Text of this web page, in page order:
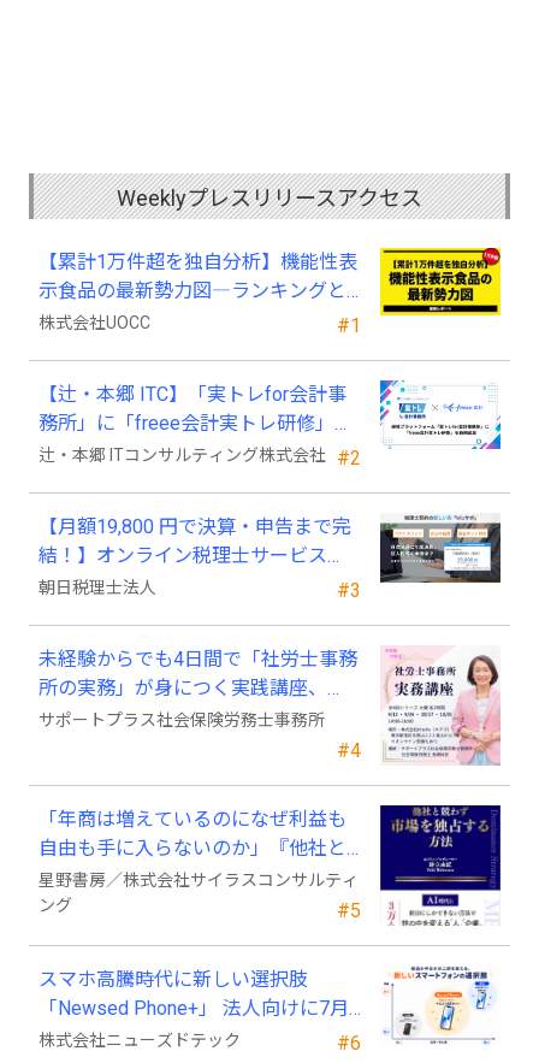
Weeklyプレスリリースアクセス
#1
【累計1万件超を独自分析】機能性表
示食品の最新勢力図―ランキングと
2025年4月以降の変化
株式会社UOCC
#2
【辻・本郷 ITC】「実トレfor会計事
務所」に「freee会計実トレ研修」を
新規追加
辻・本郷 ITコンサルティング株式会社
#3
【月額19,800 円で決算・申告まで完
結！】オンライン税理士サービス
「Wiz サポ」
朝日税理士法人
#4
未経験からでも4日間で「社労士事務
所の実務」が身につく実践講座、
2026年9月開講
サポートプラス社会保険労務士事務所
#5
「年商は増えているのになぜ利益も
自由も手に入らないのか」『他社と
競わず 市場を独占する方法』発売
星野書房／株式会社サイラスコンサルティ
ング
#6
スマホ高騰時代に新しい選択肢
「Newsed Phone+」 法人向けに7月
23日から販売開始
株式会社ニューズドテック